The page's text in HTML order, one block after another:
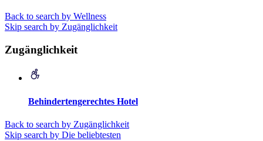
Back to search by Wellness
Skip search by Zugänglichkeit
Zugänglichkeit
Behindertengerechtes Hotel
Back to search by Zugänglichkeit
Skip search by Die beliebtesten